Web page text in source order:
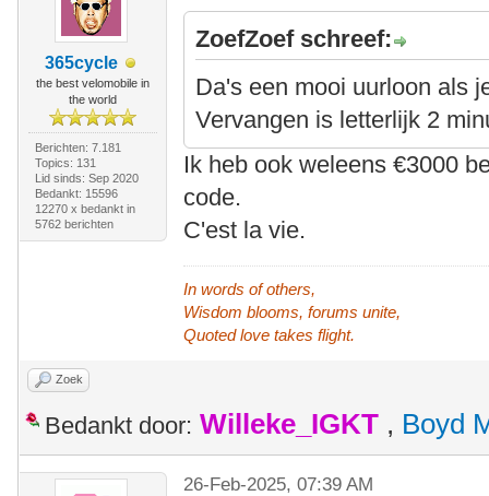
365cycle
the best velomobile in
the world
Berichten: 7.181
Topics: 131
Lid sinds: Sep 2020
Bedankt: 15596
12270 x bedankt in
5762 berichten
ZoefZoef schreef:
Da's een mooi uurloon als
Vervangen is letterlijk 2
Ik heb ook weleens €3000
code.
C'est la vie.
In words of others,
Wisdom blooms, forums unite,
Quoted love takes flight.
Zoek
Bedankt door: Willeke_IGKT , Boyd
26-Feb-2025, 07:39 AM